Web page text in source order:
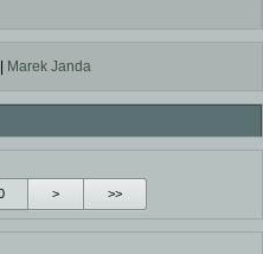
Marek Janda
> >>